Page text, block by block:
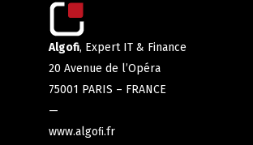
Algofi, Expert IT & Finance
20 Avenue de l’Opéra
75001 PARIS – FRANCE
—
www.algoﬁ.fr